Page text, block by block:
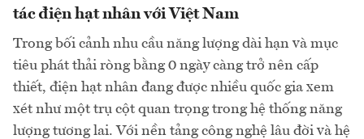
tác điện hạt nhân với Việt Nam
Trong bối cảnh nhu cầu năng lượng dài hạn và mục
tiêu phát thải ròng bằng 0 ngày càng trở nên cấp
thiết, điện hạt nhân đang được nhiều quốc gia xem
xét như một trụ cột quan trọng trong hệ thống năng
lượng tương lai. Với nền tảng công nghệ lâu đời và hệ